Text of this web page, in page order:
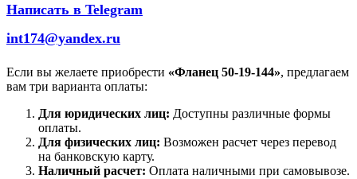
Написать в Telegram
int174@yandex.ru
Если вы желаете приобрести «Фланец 50-19-144», предлагаем
вам три варианта оплаты:
Для юридических лиц: Доступны различные формы
оплаты.
Для физических лиц: Возможен расчет через перевод
на банковскую карту.
Наличный расчет: Оплата наличными при самовывозе.